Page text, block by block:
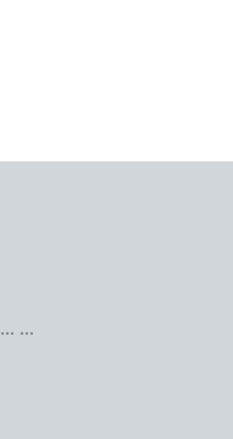
... ...